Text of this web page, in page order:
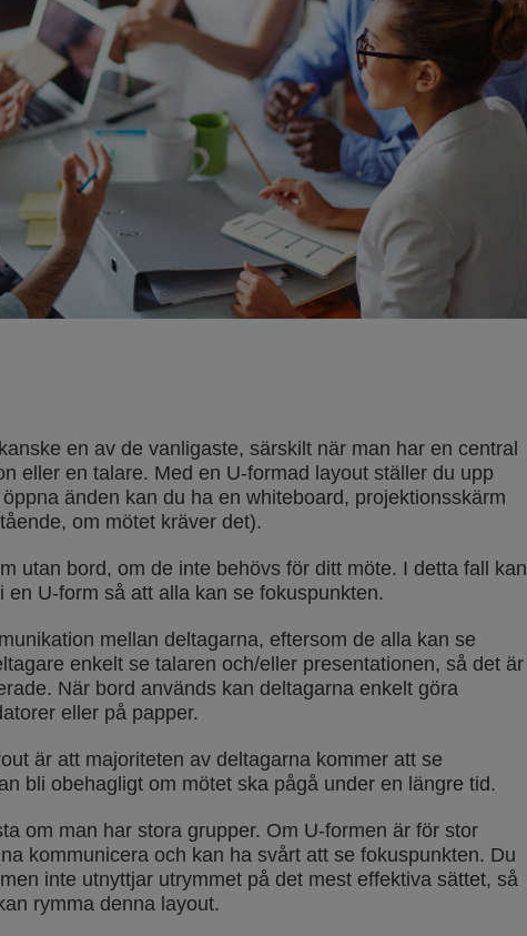
en av de vanligaste, särskilt när man har en central
eller en talare. Med en U-formad layout ställer du upp
änden kan du ha en whiteboard, projektionsskärm
om mötet kräver det).
utan bord, om de inte behövs för ditt möte. I detta fall kan
U-form så att alla kan se fokuspunkten.
mellan deltagarna, eftersom de alla kan se
enkelt se talaren och/eller presentationen, så det är
När bord används kan deltagarna enkelt göra
eller på papper.
är att majoriteten av deltagarna kommer att se
bli obehagligt om mötet ska pågå under en längre tid.
om man har stora grupper. Om U-formen är för stor
kommunicera och kan ha svårt att se fokuspunkten. Du
inte utnyttjar utrymmet på det mest effektiva sättet, så
rymma denna layout.